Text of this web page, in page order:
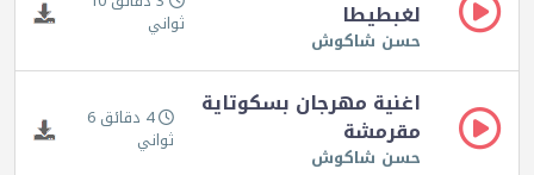
لغبطيطا
حسن شاكوش
ثواني
اغنية مهرجان بسكوتاية
مقرمشة
حسن شاكوش
4 دقائق 6
ثواني